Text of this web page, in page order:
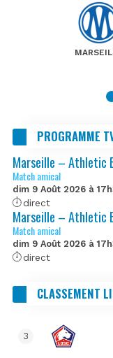
PROGRAMME
Marseille – Athletic
Match amical
dim 9 Août 2026 à
direct
Marseille – Athletic
Match amical
dim 9 Août 2026 à
direct
CLASSEMENT
3